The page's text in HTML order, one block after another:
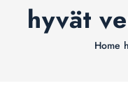
hyvät
Home